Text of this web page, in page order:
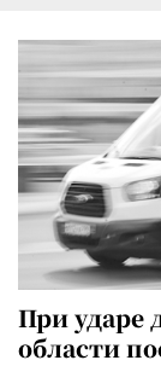
При ударе
области